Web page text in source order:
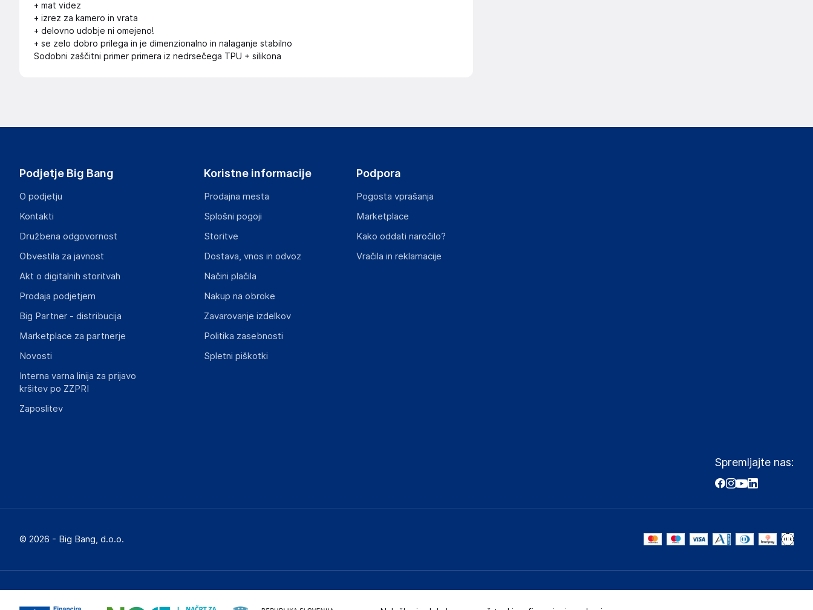
+ mat videz
+ izrez za kamero in vrata
+ delovno udobje ni omejeno!
+ se zelo dobro prilega in je dimenzionalno in nalaganje stabilno
Sodobni zaščitni primer primera iz nedrsečega TPU + silikona
Podjetje Big Bang
O podjetju
Kontakti
Družbena odgovornost
Obvestila za javnost
Akt o digitalnih storitvah
Prodaja podjetjem
Big Partner - distribucija
Marketplace za partnerje
Novosti
Interna varna linija za prijavo
kršitev po ZZPRI
Zaposlitev
Koristne informacije
Prodajna mesta
Splošni pogoji
Storitve
Dostava, vnos in odvoz
Načini plačila
Nakup na obroke
Zavarovanje izdelkov
Politika zasebnosti
Spletni piškotki
Podpora
Pogosta vprašanja
Marketplace
Kako oddati naročilo?
Vračila in reklamacije
Spremljajte nas:
© 2026 - Big Bang, d.o.o.